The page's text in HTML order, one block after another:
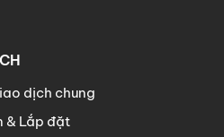
dịch chung
& Lắp đặt